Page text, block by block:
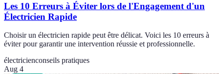
Les 10 Erreurs à Éviter lors de l'Engagement d'un
Électricien Rapide
Choisir un électricien rapide peut être délicat. Voici les 10 erreurs à
éviter pour garantir une intervention réussie et professionnelle.
électricienconseils pratiques
Aug 4